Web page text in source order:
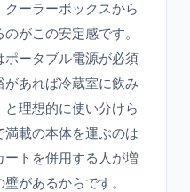
ーラーボックスから
がこの安定感です。
ータブル電源が必須
あれば冷蔵室に飲み
理想的に使い分けら
載の本体を運ぶのは
トを併用する人が増
があるからです。